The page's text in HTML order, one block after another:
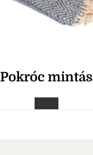
Pokróc mintás